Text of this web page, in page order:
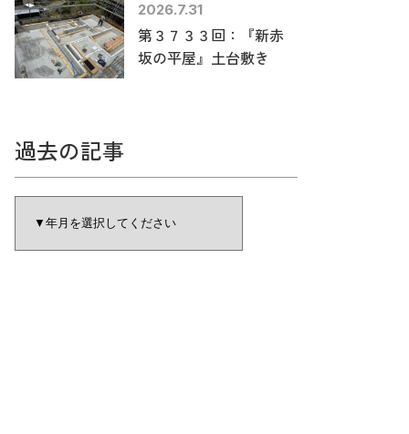
2026.7.31
第３７３３回：『新赤
坂の平屋』土台敷き
過去の記事